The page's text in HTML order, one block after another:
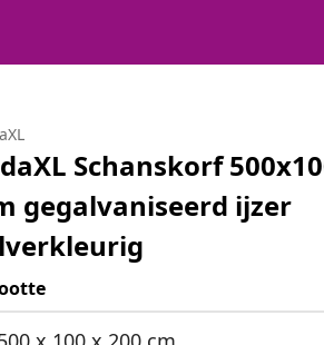
Schanskorf
gegalvaniseerd ijzer